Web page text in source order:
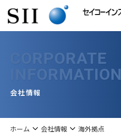
CORPORATE
INFORMATION
会社情報
ホーム 会社情報 海外拠点